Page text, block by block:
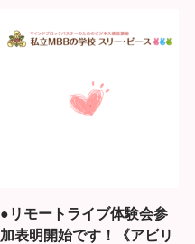
●リモートライブ体験会参
加表明開始です！《アビリ